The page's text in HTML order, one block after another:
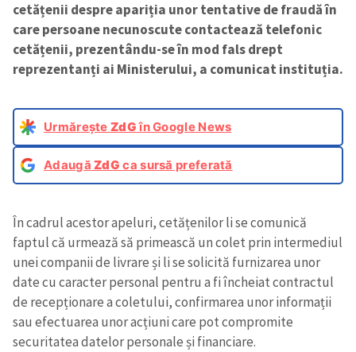
cetățenii despre apariția unor tentative de fraudă în
care persoane necunoscute contactează telefonic
cetățenii, prezentându-se în mod fals drept
reprezentanți ai Ministerului, a comunicat instituția.
Urmărește ZdGîn Google News
AdaugăZdG ca sursă preferată
În cadrul acestor apeluri, cetățenilor li se comunică
faptul că urmează să primească un colet prin intermediul
unei companii de livrare și li se solicită furnizarea unor
date cu caracter personal pentru a fi încheiat contractul
de recepționare a coletului, confirmarea unor informații
sau efectuarea unor acțiuni care pot compromite
securitatea datelor personale și financiare.